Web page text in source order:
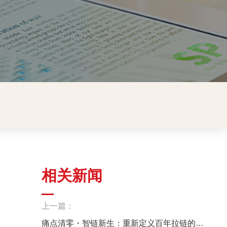
相关新闻
上一篇：
痛点清零・智链新生：重新定义百年拉链的使